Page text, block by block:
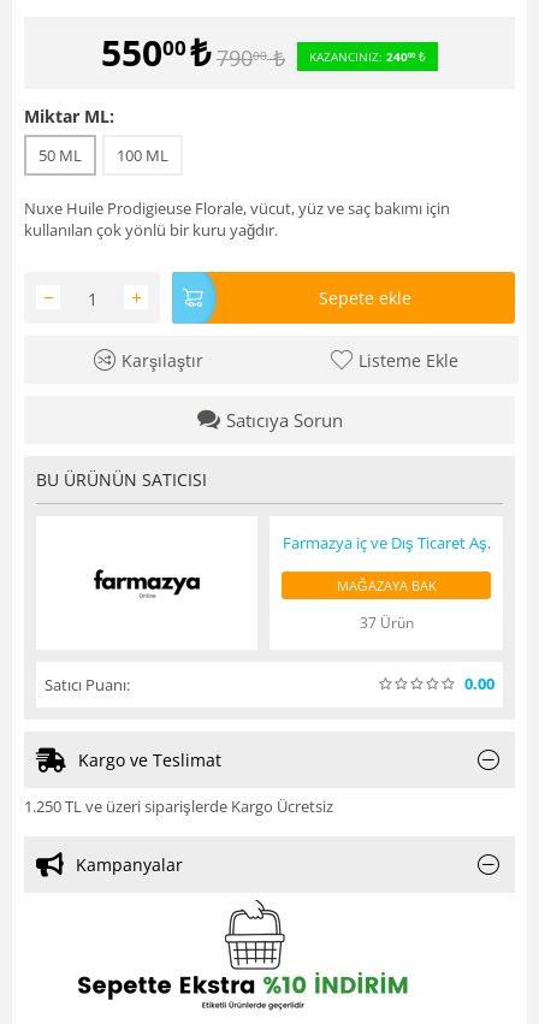
55000₺ 79000 ₺ KAZANCINIZ: 24000₺
Miktar ML:
50 ML 100 ML
Nuxe Huile Prodigieuse Florale, vücut, yüz ve saç bakımı için
kullanılan çok yönlü bir kuru yağdır.
+
− Sepete ekle
Karşılaştır Listeme Ekle
Satıcıya Sorun
BU ÜRÜNÜN SATICISI
Farmazya iç ve Dış Ticaret Aş.
MAĞAZAYA BAK
37 Ürün
Satıcı Puanı: 0.00
Kargo ve Teslimat
1.250 TL ve üzeri siparişlerde Kargo Ücretsiz
Kampanyalar